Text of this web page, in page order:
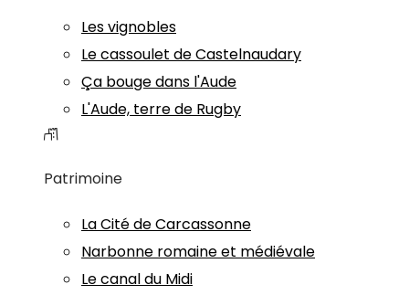
Les vignobles
Le cassoulet de Castelnaudary
Ça bouge dans l'Aude
L'Aude, terre de Rugby
Patrimoine
La Cité de Carcassonne
Narbonne romaine et médiévale
Le canal du Midi